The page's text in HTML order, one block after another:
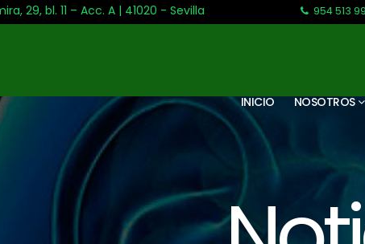
29, bl. 11 – Acc. A | 41020 - Sevilla 954 513
INICIO NOSOTROS